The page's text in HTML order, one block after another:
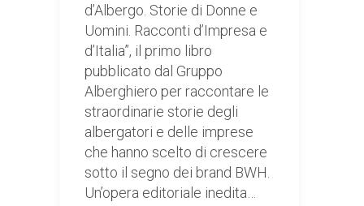
d’Albergo. Storie di Donne e
Uomini. Racconti d’Impresa e
d’Italia”, il primo libro
pubblicato dal Gruppo
Alberghiero per raccontare le
straordinarie storie degli
albergatori e delle imprese
che hanno scelto di crescere
sotto il segno dei brand BWH.
Un’opera editoriale inedita…